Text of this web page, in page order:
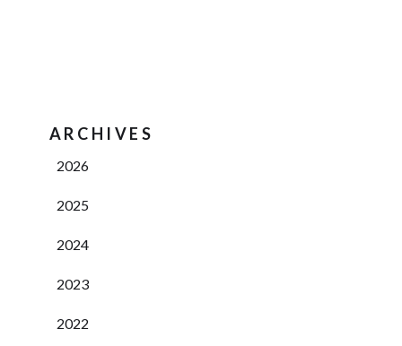
ARCHIVES
2026
2025
2024
2023
2022